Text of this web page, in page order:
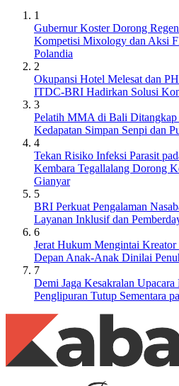
1
Gubernur Koster Dorong
Kompetisi Mixology dan Aksi
Polandia
2
Okupansi Hotel Melesat dan
ITDC-BRI Hadirkan Solusi
3
Pelatih MMA di Bali Ditangkap
Kedapatan Simpan Senpi dan
4
Tekan Risiko Infeksi Parasit
Kembara Tegallalang Dorong
Gianyar
5
BRI Perkuat Pengalaman
Layanan Inklusif dan
6
Jerat Hukum Mengintai
Depan Anak-Anak Dinilai
7
Demi Jaga Kesakralan Upacara
Penglipuran Tutup Sementara